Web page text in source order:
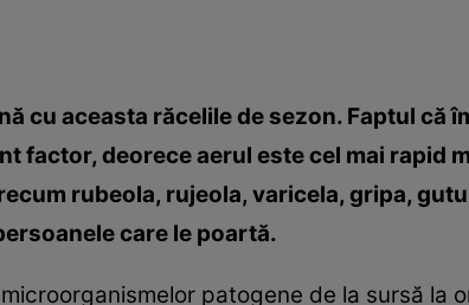
cu aceasta răcelile de sezon. Faptul că
factor, deorece aerul este cel mai rapid
rubeola, rujeola, varicela, gripa,
care le poartă.
patogene de la sursă la